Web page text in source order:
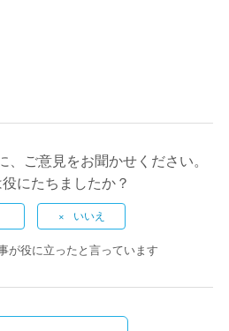
ご意見をお聞かせください。
にたちましたか？
が役に立ったと言っています